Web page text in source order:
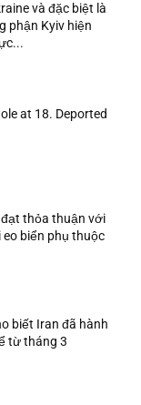
và đặc biệt là
phận Kyiv hiện
at 18. Deported
thỏa thuận với
biển phụ thuộc
biết Iran đã hành
từ tháng 3